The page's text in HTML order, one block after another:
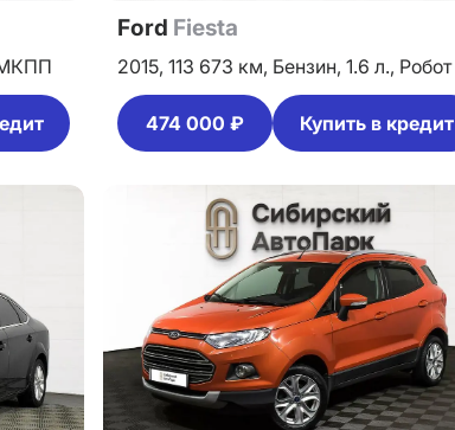
Ford Fiesta
2015, 113 673 км, Бензин, 1.6 л., Робот
474 000 ₽ Купить в кредит